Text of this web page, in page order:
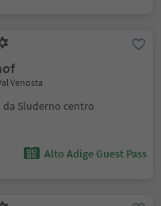
Venosta
da Sluderno centro
Alto Adige Guest Pass